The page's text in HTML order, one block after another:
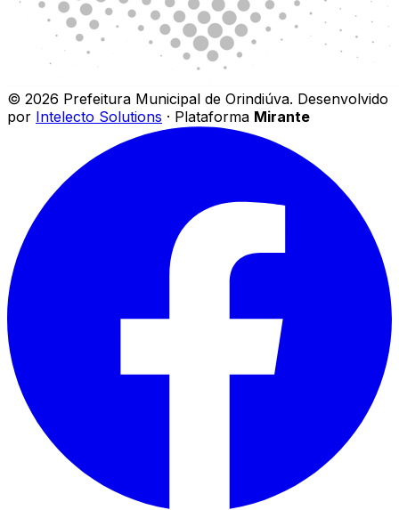
© 2026 Prefeitura Municipal de Orindiúva. Desenvolvido
por Intelecto Solutions · Plataforma Mirante